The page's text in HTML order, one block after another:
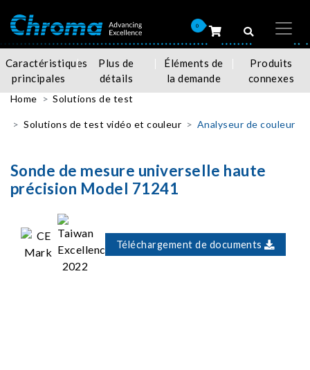
0
Caractéristiques
principales
Plus de
détails
Éléments de
la demande
Produits
connexes
Home Solutions de test
Solutions de test vidéo et couleur Analyseur de couleur
Sonde de mesure universelle haute
précision Model 71241
Téléchargement de documents